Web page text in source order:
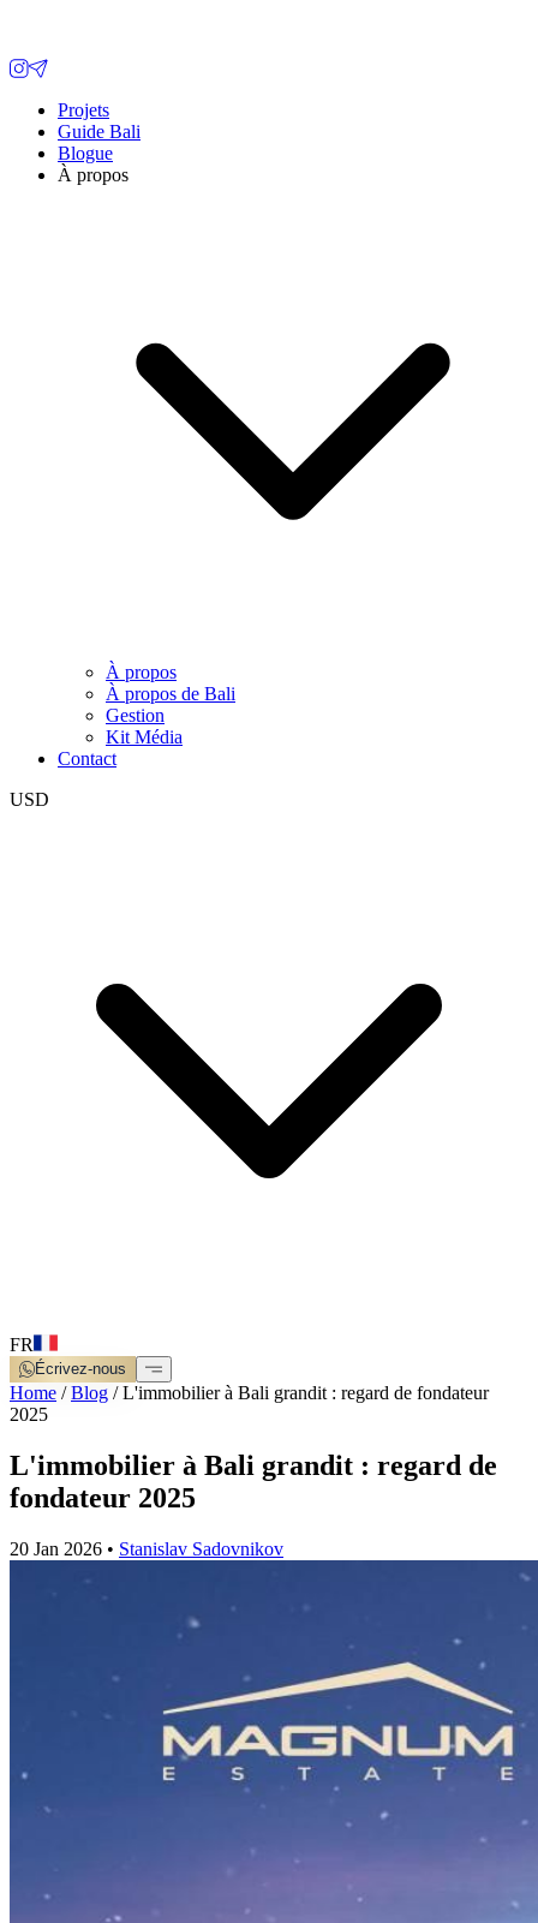
Projets
Guide Bali
Blogue
À propos
À propos
À propos de Bali
Gestion
Kit Média
Contact
USD
FR
Écrivez-nous
Home /Blog /L'immobilier à Bali grandit : regard de fondateur
2025
L'immobilier à Bali grandit : regard de
fondateur 2025
20 Jan 2026 • Stanislav Sadovnikov